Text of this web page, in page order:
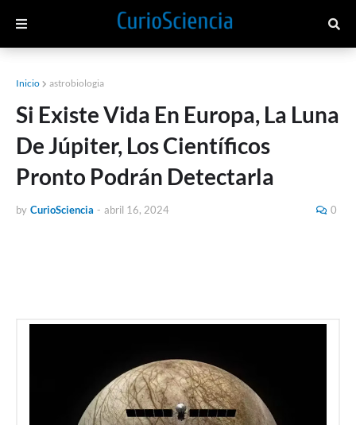
Inicio astrobiologia
Si Existe Vida En Europa, La Luna
De Júpiter, Los Científicos
Pronto Podrán Detectarla
by CurioSciencia - abril 16, 2024 0